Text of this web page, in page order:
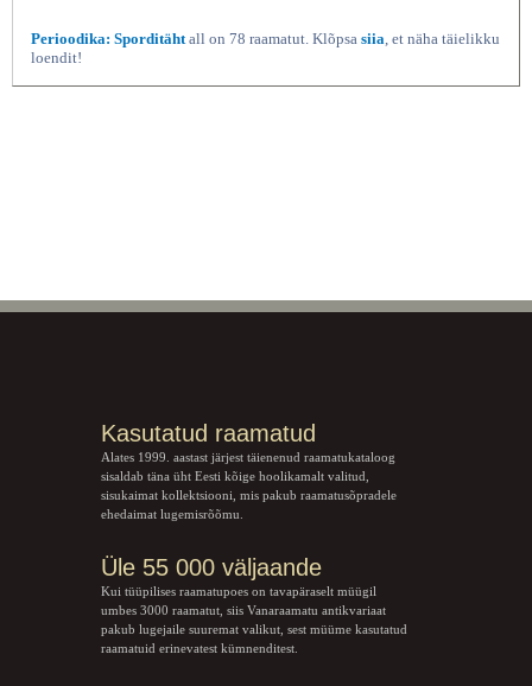
Perioodika: Sporditäht all on 78 raamatut. Klõpsa siia , et näha täielikku
loendit!
Kasutatud raamatud
Alates 1999. aastast järjest täienenud raamatukataloog
sisaldab täna üht Eesti kõige hoolikamalt valitud,
sisukaimat kollektsiooni, mis pakub raamatusõpradele
ehedaimat lugemisrõõmu.
Üle 55 000 väljaande
Kui tüüpilises raamatupoes on tavapäraselt müügil
umbes 3000 raamatut, siis Vanaraamatu antikvariaat
pakub lugejaile suuremat valikut, sest müüme kasutatud
raamatuid erinevatest kümnenditest.